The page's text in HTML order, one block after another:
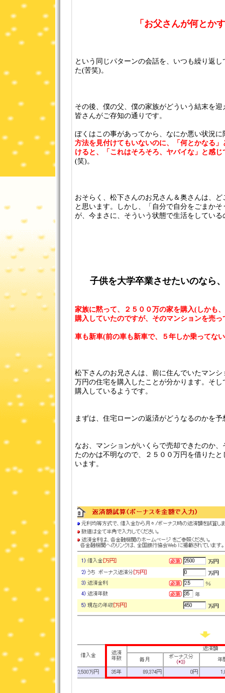
「お父さんが何とか
という同じパターンの会話を、いつも繰り返
た(苦笑)。
その後、僕の父、僕の家族がどういう結末を
皆さんがご存知の通りです。
ぼくはこの事があってから、なにか悪い状況に
方法を見付けてもいないのに、「何とかなる
けると、「これはそろそろ、ヤバイな」と感じ
(笑)。
おそらく、松下さんのお兄さん＆奥さんは、
と思います。しかし、「自分で自分をごまか
が、今まさに、そういう状態で生活をしている
子供を大学卒業させたいのなら
家族に黙って、２５００万の家を購入(しかも
購入していたのですが、そのマンションを売
車も新車(前の車も新車で、５年しか乗ってな
松下さんのお兄さんは、前に住んでいたマン
万円の住宅を購入したことが分かります。そ
購入しているようです。
まずは、住宅ローンの返済がどうなるのかを
なお、マンションがいくらで売却できたのか
たのかは不明なので、２５００万円を借りた
います。